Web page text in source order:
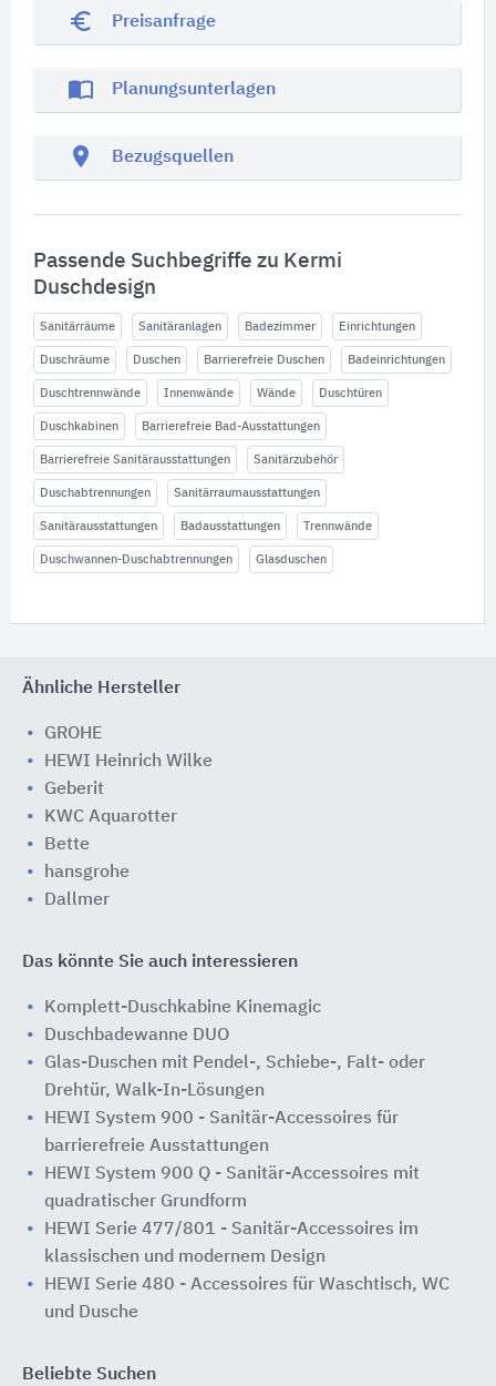
euro_symbol Preisanfrage
import_contacts Planungsunterlagen
location_on Bezugsquellen
Passende Suchbegriffe zu Kermi
Duschdesign
Sanitärräume Sanitäranlagen Badezimmer Einrichtungen
Duschräume Duschen Barrierefreie Duschen Badeinrichtungen
Duschtrennwände Innenwände Wände Duschtüren
Duschkabinen Barrierefreie Bad-Ausstattungen
Barrierefreie Sanitärausstattungen Sanitärzubehör
Duschabtrennungen Sanitärraumausstattungen
Sanitärausstattungen Badausstattungen Trennwände
Duschwannen-Duschabtrennungen Glasduschen
Ähnliche Hersteller
GROHE
HEWI Heinrich Wilke
Geberit
KWC Aquarotter
Bette
hansgrohe
Dallmer
Das könnte Sie auch interessieren
Komplett-Duschkabine Kinemagic
Duschbadewanne DUO
Glas-Duschen mit Pendel-, Schiebe-, Falt- oder
Drehtür, Walk-In-Lösungen
HEWI System 900 - Sanitär-Accessoires für
barrierefreie Ausstattungen
HEWI System 900 Q - Sanitär-Accessoires mit
quadratischer Grundform
HEWI Serie 477/801 - Sanitär-Accessoires im
klassischen und modernem Design
HEWI Serie 480 - Accessoires für Waschtisch, WC
und Dusche
Beliebte Suchen